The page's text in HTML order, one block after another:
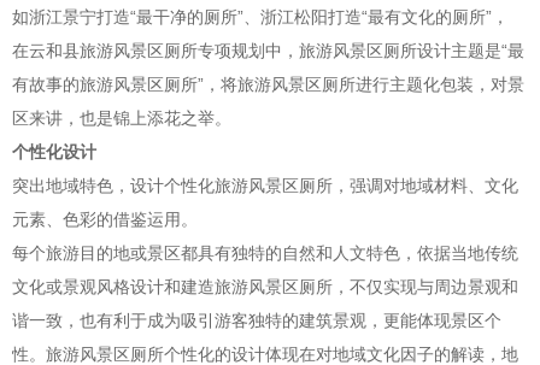
如浙江景宁打造“最干净的厕所”、浙江松阳打造“最有文化的厕所”，
在云和县旅游风景区厕所专项规划中，旅游风景区厕所设计主题是“最
有故事的旅游风景区厕所”，将旅游风景区厕所进行主题化包装，对景
区来讲，也是锦上添花之举。
个性化设计
突出地域特色，设计个性化旅游风景区厕所，强调对地域材料、文化
元素、色彩的借鉴运用。
每个旅游目的地或景区都具有独特的自然和人文特色，依据当地传统
文化或景观风格设计和建造旅游风景区厕所，不仅实现与周边景观和
谐一致，也有利于成为吸引游客独特的建筑景观，更能体现景区个
性。旅游风景区厕所个性化的设计体现在对地域文化因子的解读，地